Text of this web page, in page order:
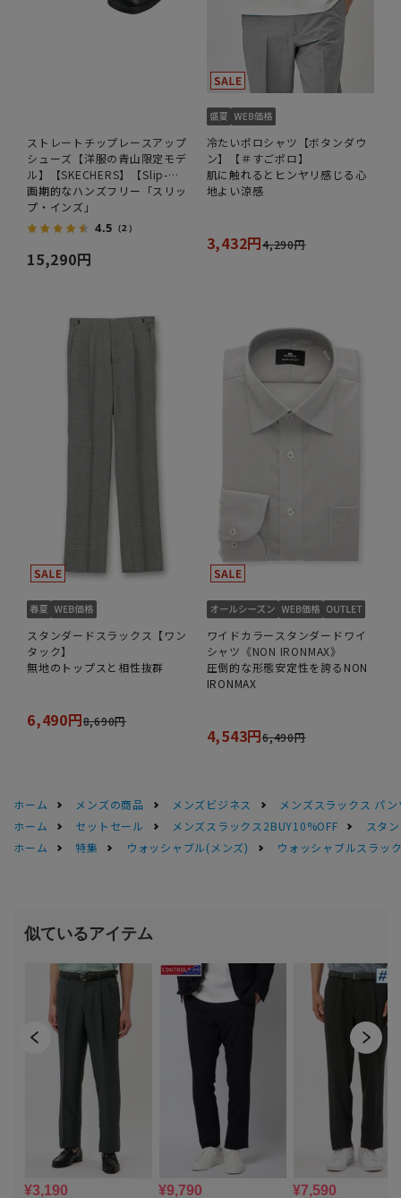
ストレートチップレースアップ
シューズ【洋服の青山限定モデ
ル】【SKECHERS】【Slip-
ins】
画期的なハンズフリー「スリッ
プ・インズ」
4.5 （2）
15,290円
冷たいポロシャツ【ボタンダウ
ン】【＃すごポロ】
肌に触れるとヒンヤリ感じる心
地よい涼感
3,432円4,290円
スタンダードスラックス【ワン
タック】
無地のトップスと相性抜群
6,490円8,690円
ワイドカラースタンダードワイ
シャツ《NON IRONMAX》
圧倒的な形態安定性を誇るNON
IRONMAX
4,543円6,490円
ホーム メンズの商品 メンズビジネス
メンズスラックス パン
ホーム
セットセール メンズスラックス2BUY10%OFF
スタ
ホーム
特集 ウォッシャブル(メンズ) ウォッシャブルスラッ